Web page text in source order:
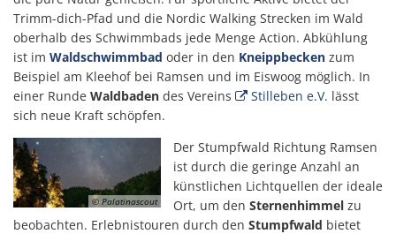
Trimm-dich-Pfad und die Nordic Walking Strecken im Wald
oberhalb des Schwimmbads jede Menge Action. Abkühlung
ist im Waldschwimmbad oder in den Kneippbecken zum
Beispiel am Kleehof bei Ramsen und im Eiswoog möglich. In
einer Runde Waldbaden des Vereins Stilleben e.V. lässt
sich neue Kraft schöpfen.
© Palatinascout
Der Stumpfwald Richtung Ramsen
ist durch die geringe Anzahl an
künstlichen Lichtquellen der ideale
Ort, um den Sternenhimmel zu
beobachten. Erlebnistouren durch den Stumpfwald bietet